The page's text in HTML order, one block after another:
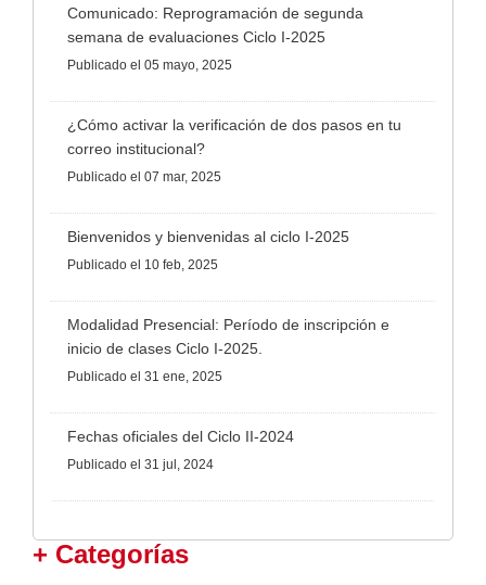
Comunicado: Reprogramación de segunda
semana de evaluaciones Ciclo I-2025
Publicado el 05 mayo, 2025
¿Cómo activar la verificación de dos pasos en tu
correo institucional?
Publicado el 07 mar, 2025
Bienvenidos y bienvenidas al ciclo I-2025
Publicado el 10 feb, 2025
Modalidad Presencial: Período de inscripción e
inicio de clases Ciclo I-2025.
Publicado el 31 ene, 2025
Fechas oficiales del Ciclo II-2024
Publicado el 31 jul, 2024
+ Categorías